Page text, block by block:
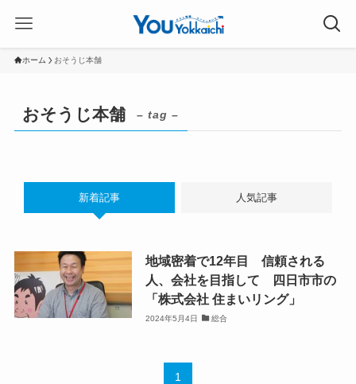
ホーム おそうじ本舗
おそうじ本舗 – tag –
新着記事 人気記事
地域密着で12年目 信頼される
人、会社を目指して 四日市市の
「株式会社 住まいリング」
2024年5月4日 総合
1